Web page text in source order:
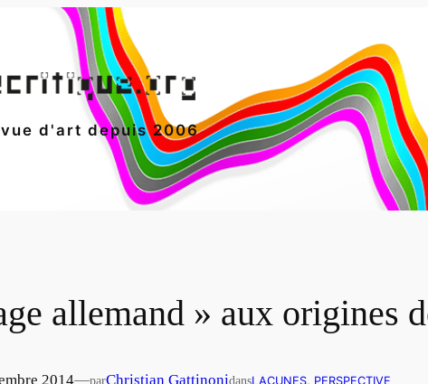
d'art depuis 2006
allemand » aux origines
2014—parChristian GattinonidansLACUNES, PERSPECTIVE